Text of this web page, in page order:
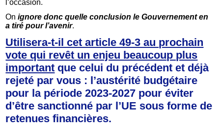
l’occasion.
Onignore donc quelle conclusion le Gouvernement en
a tiré pour l’avenir.
Utilisera-t-il cet article 49-3 au prochain
vote qui revêt un enjeu beaucoup plus
important que celui du précédent et déjà
rejeté par vous : l’austérité budgétaire
pour la période 2023-2027 pour éviter
d’être sanctionné par l’UE sous forme de
retenues financières.